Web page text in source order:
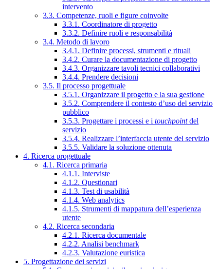
intervento
3.3. Competenze, ruoli e figure coinvolte
3.3.1. Coordinatore di progetto
3.3.2. Definire ruoli e responsabilità
3.4. Metodo di lavoro
3.4.1. Definire processi, strumenti e rituali
3.4.2. Curare la documentazione di progetto
3.4.3. Organizzare tavoli tecnici collaborativi
3.4.4. Prendere decisioni
3.5. Il processo progettuale
3.5.1. Organizzare il progetto e la sua gestione
3.5.2. Comprendere il contesto d’uso del servizio
pubblico
3.5.3. Progettare i processi e i touchpointdel
servizio
3.5.4. Realizzare l’interfaccia utente del servizio
3.5.5. Validare la soluzione ottenuta
4. Ricerca progettuale
4.1. Ricerca primaria
4.1.1. Interviste
4.1.2. Questionari
4.1.3. Test di usabilità
4.1.4. Web analytics
4.1.5. Strumenti di mappatura dell’esperienza
utente
4.2. Ricerca secondaria
4.2.1. Ricerca documentale
4.2.2. Analisi benchmark
4.2.3. Valutazione euristica
5. Progettazione dei servizi